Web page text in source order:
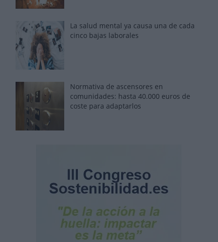
La salud mental ya causa una de cada
cinco bajas laborales
Normativa de ascensores en
comunidades: hasta 40.000 euros de
coste para adaptarlos